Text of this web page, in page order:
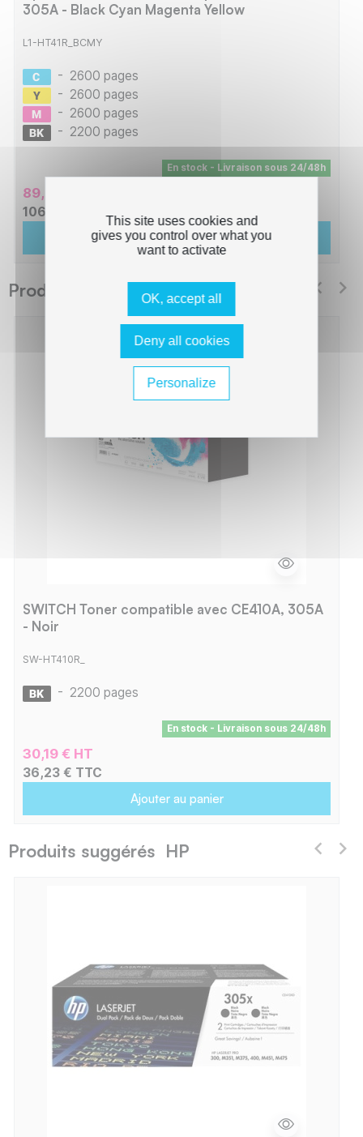
305A - Black Cyan Magenta Yellow
L1-HT41R_BCMY
- 2600 pages
- 2600 pages
- 2600 pages
- 2200 pages
En stock - Livraison sous 24/48h
89,02 € HT
106,82 € TTC
Ajouter au panier
Produits suggérés Switch
SWITCH Toner compatible avec CE410A, 305A
- Noir
SW-HT410R_
- 2200 pages
En stock - Livraison sous 24/48h
30,19 € HT
36,23 € TTC
Ajouter au panier
Produits suggérés HP
This site uses cookies and
gives you control over what you
want to activate
OK, accept all
Deny all cookies
Personalize